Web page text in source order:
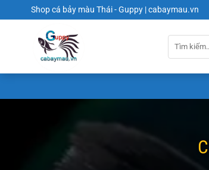
đến
Shop cá bảy màu Thái - Guppy | cabaymau.vn